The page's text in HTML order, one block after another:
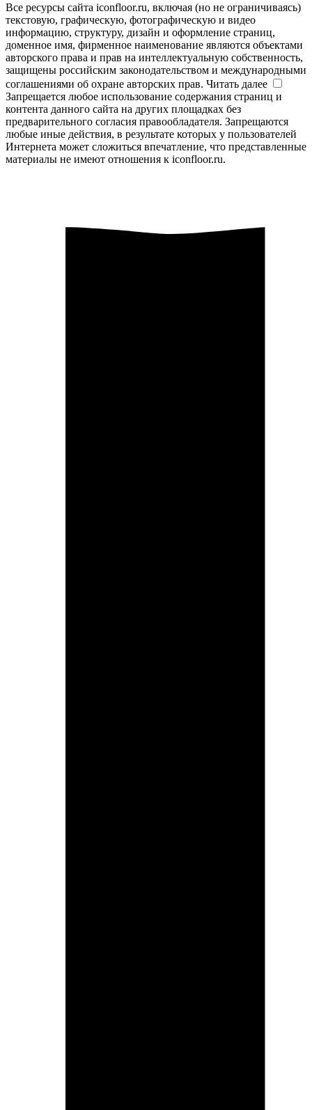
Все ресурсы сайта iconfloor.ru, включая (но не ограничиваясь)
текстовую, графическую, фотографическую и видео
информацию, структуру, дизайн и оформление страниц,
доменное имя, фирменное наименование являются объектами
авторского права и прав на интеллектуальную собственность,
защищены российским законодательством и международными
соглашениями об охране авторских прав. Читать далее
Запрещается любое использование содержания страниц и
контента данного сайта на других площадках без
предварительного согласия правообладателя. Запрещаются
любые иные действия, в результате которых у пользователей
Интернета может сложиться впечатление, что представленные
материалы не имеют отношения к iconfloor.ru.